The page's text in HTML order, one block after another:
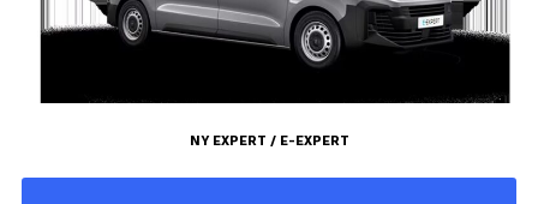
NY EXPERT / E-EXPERT